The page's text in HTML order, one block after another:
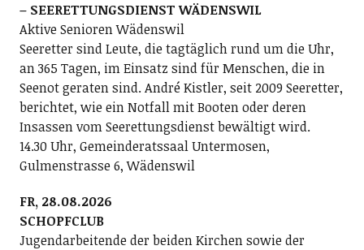
– SEERETTUNGSDIENST WÄDENSWIL
Aktive Senioren Wädenswil
Seeretter sind Leute, die tagtäglich rund um die Uhr,
an 365 Tagen, im Einsatz sind für Menschen, die in
Seenot geraten sind. André Kistler, seit 2009 Seeretter,
berichtet, wie ein Notfall mit Booten oder deren
Insassen vom Seerettungsdienst bewältigt wird.
14.30 Uhr, Gemeinderatssaal Untermosen,
Gulmenstrasse 6, Wädenswil
FR, 28.08.2026
SCHOPFCLUB
Jugendarbeitende der beiden Kirchen sowie der